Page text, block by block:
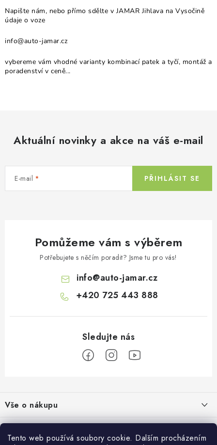
Tento web používá soubory cookie. Dalším procházením
v
ý
p
s
u
Napište nám, nebo přímo sdělte v JAMAR Jihlava na Vysočině
údaje o voze
info@auto-jamar.cz
vybereme vám vhodné varianty kombinací patek a tyčí, montáž a
poradenství v ceně...
Aktuální novinky a akce na váš e-mail
E-mail PŘIHLÁSIT SE
Pomůžeme vám s výběrem
Potřebujete s něčím poradit? Jsme tu pro vás!
info@auto-jamar.cz
+420 725 443 888
p
a
Vše o nákupu
Doprava a platba
Vrácení a výměna